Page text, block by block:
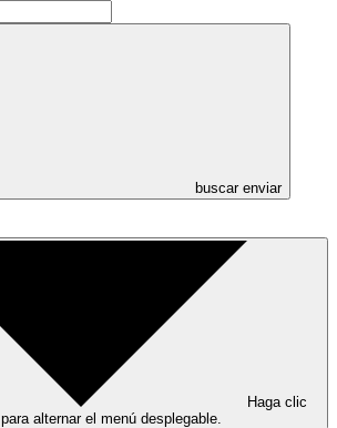
buscar enviar
Haga clic
para alternar el menú desplegable.